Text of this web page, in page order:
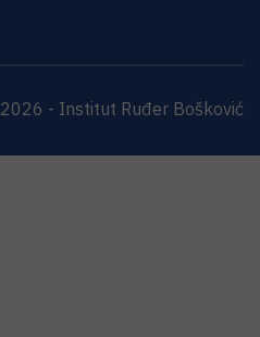
- Institut Ruđer Bošković